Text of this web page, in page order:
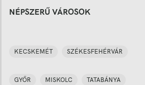
NÉPSZERŰ VÁROSOK
KECSKEMÉT SZÉKESFEHÉRVÁR
GYŐR MISKOLC TATABÁNYA